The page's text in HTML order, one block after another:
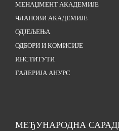
МЕНАЏМЕНТ АКАДЕМИЈЕ
ЧЛАНОВИ АКАДЕМИЈЕ
ОДЈЕЉЕЊА
ОДБОРИ И КОМИСИЈЕ
ИНСТИТУТИ
ГАЛЕРИЈА АНУРС
МЕЂУНАРОДНА